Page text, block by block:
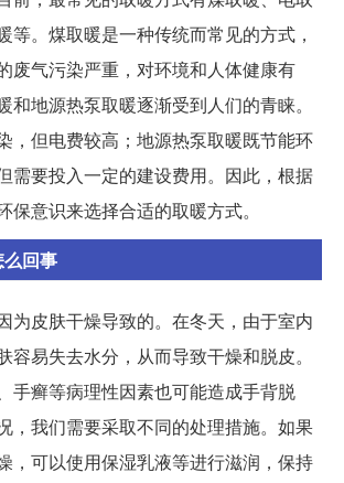
等。煤取暖是一种传统而常见的方式，
废气污染严重，对环境和人体健康有
和地源热泵取暖逐渐受到人们的青睐。
，但电费较高；地源热泵取暖既节能环
需要投入一定的建设费用。因此，根据
保意识来选择合适的取暖方式。
回事
为皮肤干燥导致的。在冬天，由于室内
容易失去水分，从而导致干燥和脱皮。
手癣等病理性因素也可能造成手背脱
，我们需要采取不同的处理措施。如果
，可以使用保湿乳液等进行滋润，保持